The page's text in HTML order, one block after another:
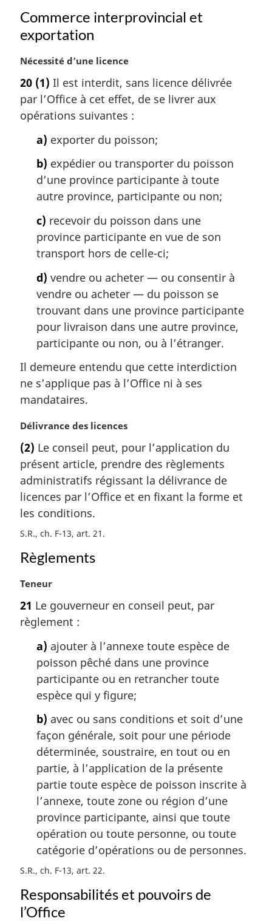
Commerce interprovincial et
exportation
N
t
e
m
Nécessité d’une licence
20 (1) Il est interdit, sans licence délivrée
par l’Office à cet effet, de se livrer aux
opérations suivantes :
a) exporter du poisson;
b) expédier ou transporter du poisson
d’une province participante à toute
autre province, participante ou non;
c) recevoir du poisson dans une
province participante en vue de son
transport hors de celle-ci;
d) vendre ou acheter — ou consentir à
vendre ou acheter — du poisson se
trouvant dans une province participante
pour livraison dans une autre province,
participante ou non, ou à l’étranger.
Il demeure entendu que cette interdiction
ne s’applique pas à l’Office ni à ses
mandataires.
N
t
e
m
a
g
i
a
e
:
Délivrance des licences
(2) Le conseil peut, pour l’application du
présent article, prendre des règlements
administratifs régissant la délivrance de
licences par l’Office et en fixant la forme et
les conditions.
S.R., ch. F-13, art. 21
Règlements
N
t
e
Teneur
21 Le gouverneur en conseil peut, par
règlement :
a) ajouter à l’annexe toute espèce de
poisson pêché dans une province
participante ou en retrancher toute
espèce qui y figure;
b) avec ou sans conditions et soit d’une
façon générale, soit pour une période
déterminée, soustraire, en tout ou en
partie, à l’application de la présente
partie toute espèce de poisson inscrite à
l’annexe, toute zone ou région d’une
province participante, ainsi que toute
opération ou toute personne, ou toute
catégorie d’opérations ou de personnes.
S.R., ch. F-13, art. 22
Responsabilités et pouvoirs de
l’Office